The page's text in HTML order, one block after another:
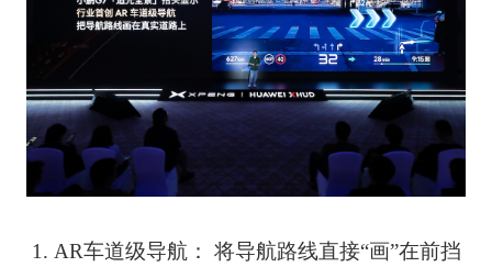
1. AR车道级导航： 将导航路线直接“画”在前挡